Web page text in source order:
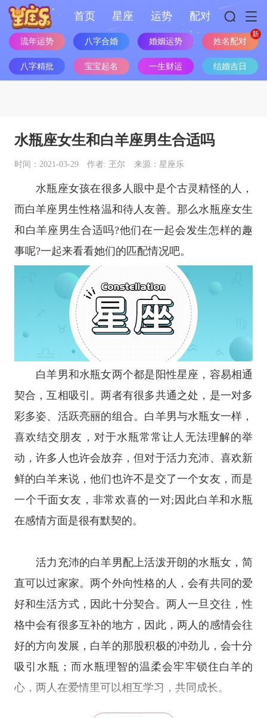
首页 星座 运势 配对
流年运势 八字合婚 婚姻运势 姓名配对
八字精批 宝宝起名 一生财运 结婚吉日
水瓶座女生和白羊座男生合适吗
时间：2021-03-29 作者: 玊尔 来源：星座乐
水瓶座女孩在很多人眼中是个古灵精怪的人，
而白羊座男生性格温和待人友善。那么水瓶座女生
和 白羊座男生合适吗?他们在一起会发生怎样的趣
事呢?一起来看看她们的匹配情况吧。
白羊男和水瓶女两个都是阳性星座 ，容易相通
契合，互相吸引。两者有很多共通之处，是一对多
彩多姿、活跃亮丽的组合。白羊男与水瓶女一样，
喜欢结交朋友，对于水瓶常常让人无法理解的举
动，许多人也许会放弃，但对于活力充沛、喜欢新
鲜的白羊来说，他们也许不是交了一个女友，而是
一个千面女友，非常欢喜的一对;因此白羊和水瓶
在感情方面是很有默契的。
活力充沛的白羊男配上活泼开朗的水瓶女，简
直可以过家家。两个外向性格的人，会有共同的爱
好和生活方式，因此十分契合。两人一旦交往，性
格中会有很多互补的地方，因此，两人的感情会往
好的方向发展，白羊的那股积极的冲劲儿，会十分
吸引水瓶；而水瓶理智的温柔会牢牢锁住白羊的
心，两人在爱情里可以相互学习，共同成长。